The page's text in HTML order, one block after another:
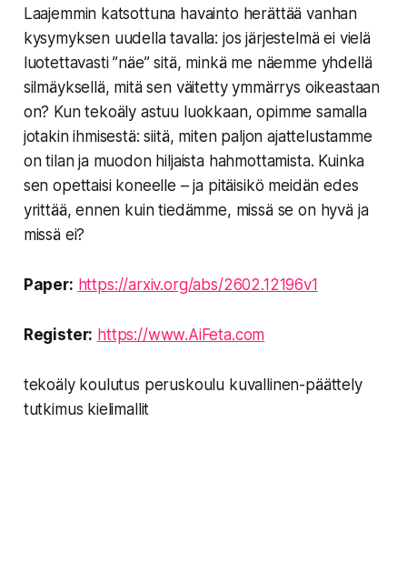
Laajemmin katsottuna havainto herättää vanhan
kysymyksen uudella tavalla: jos järjestelmä ei vielä
luotettavasti ”näe” sitä, minkä me näemme yhdellä
silmäyksellä, mitä sen väitetty ymmärrys oikeastaan
on? Kun tekoäly astuu luokkaan, opimme samalla
jotakin ihmisestä: siitä, miten paljon ajattelustamme
on tilan ja muodon hiljaista hahmottamista. Kuinka
sen opettaisi koneelle – ja pitäisikö meidän edes
yrittää, ennen kuin tiedämme, missä se on hyvä ja
missä ei?
Paper: https://arxiv.org/abs/2602.12196v1
Register: https://www.AiFeta.com
tekoäly koulutus peruskoulu kuvallinen-päättely
tutkimus kielimallit